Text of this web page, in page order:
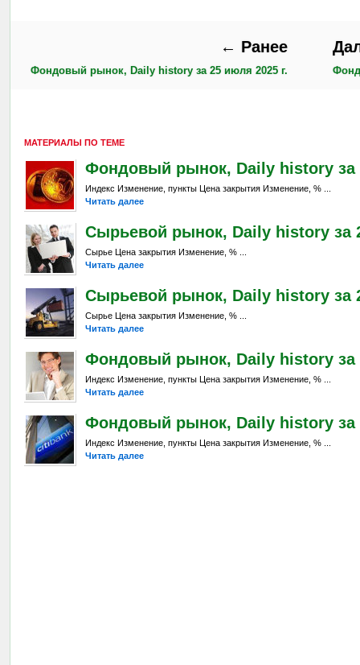
← Ранее
Фондовый рынок, Daily history за 25 июля 2025 г.
МАТЕРИАЛЫ ПО ТЕМЕ
Фондовый рынок, Daily history за
Индекс Изменение, пункты Цена закрытия Изменение, % ...
Читать далее
Сырьевой рынок, Daily history за
Сырье Цена закрытия Изменение, % ...
Читать далее
Сырьевой рынок, Daily history за
Сырье Цена закрытия Изменение, % ...
Читать далее
Фондовый рынок, Daily history за
Индекс Изменение, пункты Цена закрытия Изменение, % ...
Читать далее
Фондовый рынок, Daily history за
Индекс Изменение, пункты Цена закрытия Изменение, % ...
Читать далее